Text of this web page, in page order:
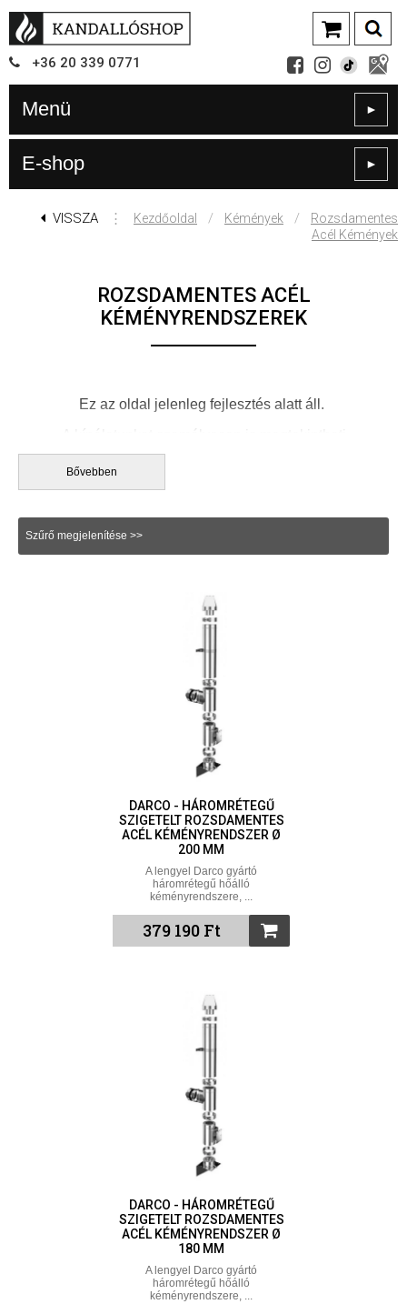
+36 20 339 0771
Menü ►
E-shop ►
VISSZA ⋮ Kezdőoldal / Kémények /
Rozsdamentes
Acél Kémények
ROZSDAMENTES ACÉL
KÉMÉNYRENDSZEREK
Ez az oldal jelenleg fejlesztés alatt áll.
bemutatótermünkben, ahol bő választékkal várjuk Önt.
Bővebben
Szűrő megjelenítése >>
DARCO - HÁROMRÉTEGŰ
SZIGETELT ROZSDAMENTES
ACÉL KÉMÉNYRENDSZER Ø
200 MM
A lengyel Darco gyártó
háromrétegű hőálló
kéményrendszere, ...
379 190 Ft
DARCO - HÁROMRÉTEGŰ
SZIGETELT ROZSDAMENTES
ACÉL KÉMÉNYRENDSZER Ø
180 MM
A lengyel Darco gyártó
háromrétegű hőálló
kéményrendszere, ...